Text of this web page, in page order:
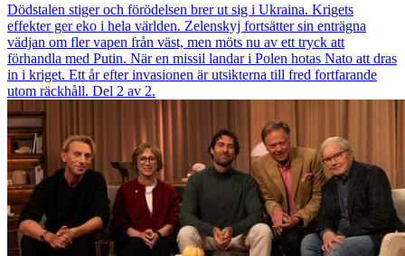
Dödstalen stiger och förödelsen brer ut sig i Ukraina. Krigets
effekter ger eko i hela världen. Zelenskyj fortsätter sin enträgna
vädjan om fler vapen från väst, men möts nu av ett tryck att
förhandla med Putin. När en missil landar i Polen hotas Nato att dras
in i kriget. Ett år efter invasionen är utsikterna till fred fortfarande
utom räckhåll. Del 2 av 2.